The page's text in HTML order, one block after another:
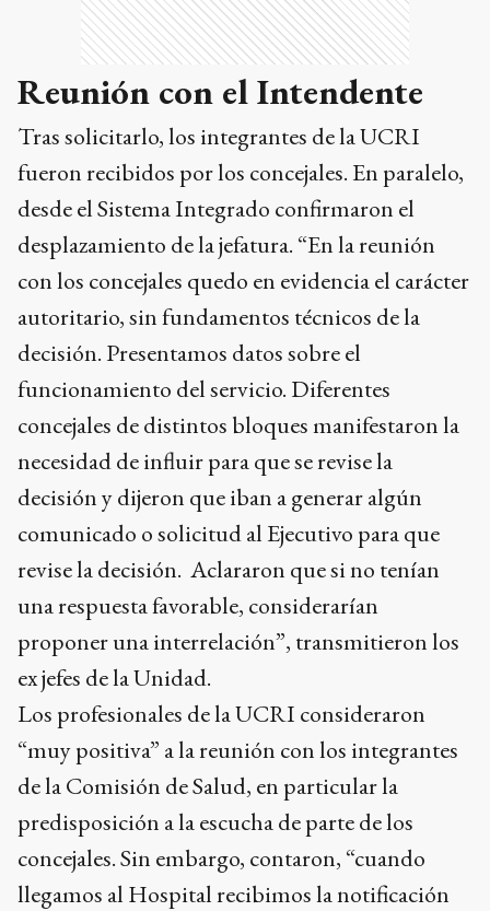
Reunión con el Intendente
Tras solicitarlo, los integrantes de la UCRI
fueron recibidos por los concejales. En paralelo,
desde el Sistema Integrado confirmaron el
desplazamiento de la jefatura. “En la reunión
con los concejales quedo en evidencia el carácter
autoritario, sin fundamentos técnicos de la
decisión. Presentamos datos sobre el
funcionamiento del servicio. Diferentes
concejales de distintos bloques manifestaron la
necesidad de influir para que se revise la
decisión y dijeron que iban a generar algún
comunicado o solicitud al Ejecutivo para que
revise la decisión. Aclararon que si no tenían
una respuesta favorable, considerarían
proponer una interrelación”, transmitieron los
ex jefes de la Unidad.
Los profesionales de la UCRI consideraron
“muy positiva” a la reunión con los integrantes
de la Comisión de Salud, en particular la
predisposición a la escucha de parte de los
concejales. Sin embargo, contaron, “cuando
llegamos al Hospital recibimos la notificación